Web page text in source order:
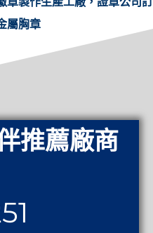
屬胸章
推薦廠商